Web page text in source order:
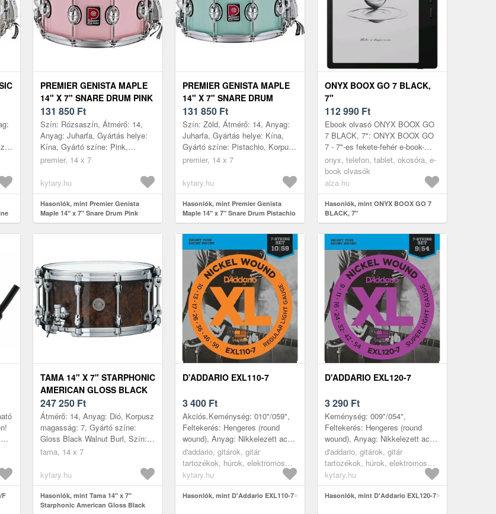
PREMIER GENISTA MAPLE
14" X 7" SNARE DRUM PINK
131 850 Ft
Szín: Rózsaszín, Átmérő: 14,
Anyag: Juharfa, Gyártás helye:
Kína, Gyártó színe: Pink,
Korpusz magasság: 7
premier, 14 x 7
kytary.hu
Hasonlók, mint Premier Genista
Maple 14" x 7" Snare Drum Pink
PREMIER GENISTA MAPLE
14" X 7" SNARE DRUM
PISTACHIO
131 850 Ft
Szín: Zöld, Átmérő: 14, Anyag:
Juharfa, Gyártás helye: Kína,
Gyártó színe: Pistachio, Korpusz
magasság: 7
premier, 14 x 7
kytary.hu
Hasonlók, mint Premier Genista
Maple 14" x 7" Snare Drum Pistachio
ONYX BOOX GO 7 BLACK,
7"
112 990 Ft
Ebook olvasó ONYX BOOX GO
7 BLACK, 7": ONYX BOOX GO
7 - 7"-es fekete-fehér e-book-
olvasó kompakt méretekkelAz
ONYX BOOX GO 7 BLACK egy
7"-es e-book...
onyx, telefon, tablet, okosóra, e-
book olvasók
alza.hu
Hasonlók, mint ONYX BOOX GO 7
BLACK, 7"
F
TAMA 14" X 7" STARPHONIC
AMERICAN GLOSS BLACK
WALNUT BURL
247 250 Ft
Átmérő: 14, Anyag: Dió, Korpusz
magasság: 7, Gyártó színe:
Gloss Black Walnut Burl, Szín:
Barna
tama, 14 x 7
kytary.hu
Hasonlók, mint Tama 14" x 7"
Starphonic American Gloss Black
D'ADDARIO EXL110-7
3 400 Ft
Akciós.Keménység: 010"/059",
Feltekerés: Hengeres (round
wound), Anyag: Nikkelezett acél,
Mag: Acél, Befejezés: Golyó
(ball end), Gyártás helye: USA,
Húro...
d'addario, gitárok, gitár
tartozékok, húrok, elektromos
gitárhoz, 7- és többhúrú
kytary.hu
Hasonlók, mint D'Addario EXL110-7
D'ADDARIO EXL120-7
3 290 Ft
Keménység: 009"/054",
Feltekerés: Hengeres (round
wound), Anyag: Nikkelezett acél,
Mag: Acél, Befejezés: Golyó
(ball end), Gyártás helye: USA,
Húro...
d'addario, gitárok, gitár
tartozékok, húrok, elektromos
gitárhoz, 7- és többhúrú
kytary.hu
Hasonlók, mint D'Addario EXL120-7